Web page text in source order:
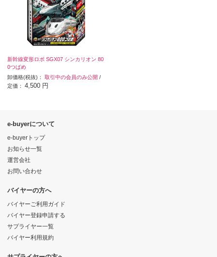
新幹線変形ロボ SGX07 シンカリオン 80
0つばめ
卸価格(税抜)： 取引中の会員のみ公開 /
定価： 4,500 円
e-buyerについて
e-buyerトップ
お知らせ一覧
運営会社
お問い合わせ
バイヤーの方へ
バイヤーご利用ガイド
バイヤー登録申請する
サプライヤー一覧
バイヤー利用規約